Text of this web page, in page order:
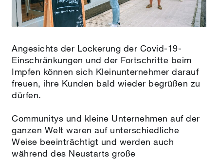
Angesichts der Lockerung der Covid-19-
Einschränkungen und der Fortschritte beim
Impfen können sich Kleinunternehmer darauf
freuen, ihre Kunden bald wieder begrüßen zu
dürfen.
Communitys und kleine Unternehmen auf der
ganzen Welt waren auf unterschiedliche
Weise beeinträchtigt und werden auch
während des Neustarts große